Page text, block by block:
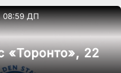
08:59 ДП
«Торонто», 22